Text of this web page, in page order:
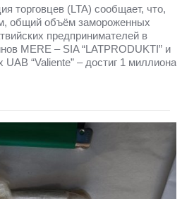
торговцев (LTA) сообщает, что,
общий объём замороженных
предпринимателей в
MERE – SIA “LATPRODUKTI” и
“Valiente” – достиг 1 миллиона